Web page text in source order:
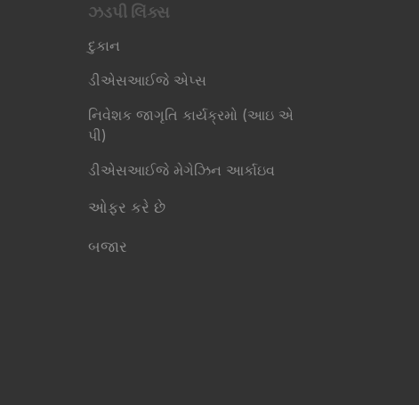
ઝડપી લિંક્સ​
દુકાન
ડીએસઆઈજે એપ્સ
નિવેશક જાગૃતિ કાર્યક્રમો (આઇ એ
પી)
ડીએસઆઈજે મેગેઝિન આર્કાઇવ
ઓફર કરે છે
બજાર